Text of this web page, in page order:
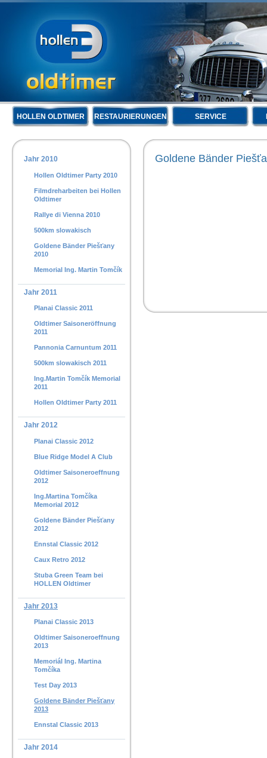
HOLLEN OLDTIMER RESTAURIERUNGEN SERVICE
Jahr 2010
Hollen Oldtimer Party 2010
Filmdreharbeiten bei Hollen
Oldtimer
Rallye di Vienna 2010
500km slowakisch
Goldene Bänder Piešťany
2010
Memorial Ing. Martin Tomčík
Jahr 2011
Planai Classic 2011
Oldtimer Saisoneröffnung
2011
Pannonia Carnuntum 2011
500km slowakisch 2011
Ing.Martin Tomčík Memorial
2011
Hollen Oldtimer Party 2011
Jahr 2012
Planai Classic 2012
Blue Ridge Model A Club
Oldtimer Saisoneroeffnung
2012
Ing.Martina Tomčíka
Memorial 2012
Goldene Bänder Piešťany
2012
Ennstal Classic 2012
Caux Retro 2012
Stuba Green Team bei
HOLLEN Oldtimer
Jahr 2013
Planai Classic 2013
Oldtimer Saisoneroeffnung
2013
Memoriál Ing. Martina
Tomčíka
Test Day 2013
Goldene Bänder Piešťany
2013
Ennstal Classic 2013
Jahr 2014
Goldene Bänder